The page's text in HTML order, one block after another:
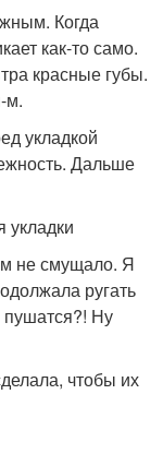
Когда
как-то само.
красные губы.
м.
укладкой
Дальше
укладки
не смущало. Я
ругать
Ну
чтобы их